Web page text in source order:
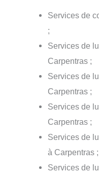
Services de
;
Services de
Carpentras ;
Services de
Carpentras ;
Services de
Carpentras ;
Services de
à Carpentras ;
Services de